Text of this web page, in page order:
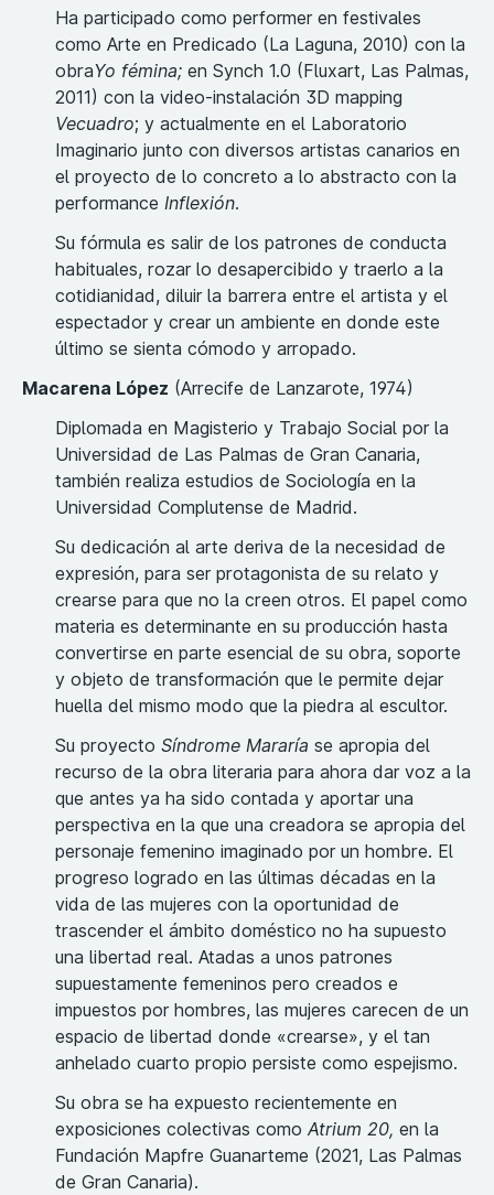
Ha participado como performer en festivales
como Arte en Predicado (La Laguna, 2010) con la
obraYo fémina; en Synch 1.0 (Fluxart, Las Palmas,
2011) con la video-instalación 3D mapping
Vecuadro; y actualmente en el Laboratorio
Imaginario junto con diversos artistas canarios en
el proyecto de lo concreto a lo abstracto con la
performance Inflexión.
Su fórmula es salir de los patrones de conducta
habituales, rozar lo desapercibido y traerlo a la
cotidianidad, diluir la barrera entre el artista y el
espectador y crear un ambiente en donde este
último se sienta cómodo y arropado.
Macarena López (Arrecife de Lanzarote, 1974)
Diplomada en Magisterio y Trabajo Social por la
Universidad de Las Palmas de Gran Canaria,
también realiza estudios de Sociología en la
Universidad Complutense de Madrid.
Su dedicación al arte deriva de la necesidad de
expresión, para ser protagonista de su relato y
crearse para que no la creen otros. El papel como
materia es determinante en su producción hasta
convertirse en parte esencial de su obra, soporte
y objeto de transformación que le permite dejar
huella del mismo modo que la piedra al escultor.
Su proyecto Síndrome Mararía se apropia del
recurso de la obra literaria para ahora dar voz a la
que antes ya ha sido contada y aportar una
perspectiva en la que una creadora se apropia del
personaje femenino imaginado por un hombre. El
progreso logrado en las últimas décadas en la
vida de las mujeres con la oportunidad de
trascender el ámbito doméstico no ha supuesto
una libertad real. Atadas a unos patrones
supuestamente femeninos pero creados e
impuestos por hombres, las mujeres carecen de un
espacio de libertad donde «crearse», y el tan
anhelado cuarto propio persiste como espejismo.
Su obra se ha expuesto recientemente en
exposiciones colectivas como Atrium 20, en la
Fundación Mapfre Guanarteme (2021, Las Palmas
de Gran Canaria).